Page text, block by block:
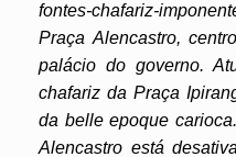
fontes-chafariz-
Praça Alencastro,
palácio do governo.
chafariz da Praça
da belle epoque
Alencastro está